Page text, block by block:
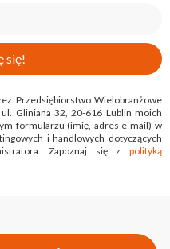
Przedsiębiorstwo Wielobranżowe
Gliniana 32, 20-616 Lublin moich
formularzu (imię, adres e-mail) w
i handlowych dotyczących
Zapoznaj się z polityką
się!